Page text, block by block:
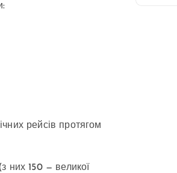
рейсів протягом
них 150 — великої